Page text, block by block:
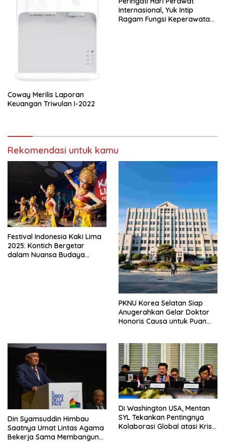
Coway Merilis Laporan
Keuangan Triwulan I-2022
Internasional, Yuk Intip
Ragam Fungsi Keperawatan
Rekomendasi untuk kamu
Festival Indonesia Kaki Lima
2025: Kontich Bergetar
dalam Nuansa Budaya
PKNU Korea Selatan Siap
Anugerahkan Gelar Doktor
Honoris Causa untuk Puan
Din Syamsuddin Himbau
Saatnya Umat Lintas Agama
Bekerja Sama Membangun
Di Washington USA, Mentan
SYL Tekankan Pentingnya
Kolaborasi Global atasi Krisis